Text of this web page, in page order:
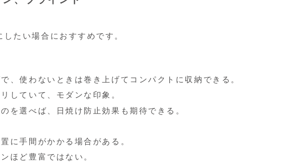
たい場合におすすめです。
、使わないときは巻き上げてコンパクトに収納できる。
していて、モダンな印象。
を選べば、日焼け防止効果も期待できる。
に手間がかかる場合がある。
ほど豊富ではない。